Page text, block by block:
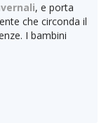
, e porta
che circonda il
I bambini